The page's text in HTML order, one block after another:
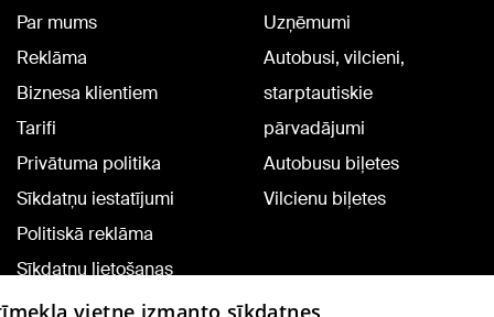
Par mums
Reklāma
Biznesa klientiem
Tarifi
Privātuma politika
Sīkdatņu iestatījumi
Politiskā reklāma
Sīkdatņu lietošanas
noteikumi
Uzņēmumi
Autobusi, vilcieni,
starptautiskie
pārvadājumi
Autobusu biļetes
Vilcienu biļetes
vietne izmanto sīkdatnes